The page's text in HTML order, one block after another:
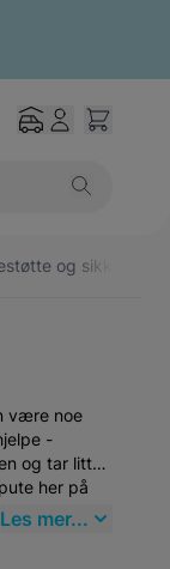
og
være noe
-
og tar litt
her på
Les mer...